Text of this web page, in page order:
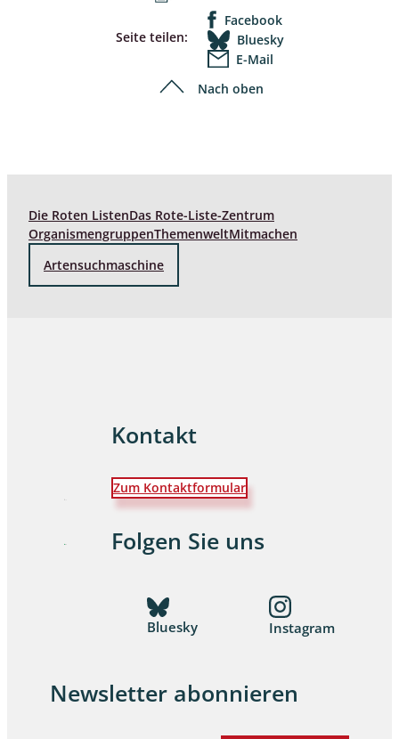
Seite teilen:
Facebook
Bluesky
E-Mail
Nach oben
Die Roten ListenDas Rote-Liste-Zentrum
OrganismengruppenThemenweltMitmachen
Artensuchmaschine
Kontakt
Zum Kontaktformular
Folgen Sie uns
Bluesky Instagram
Newsletter abonnieren